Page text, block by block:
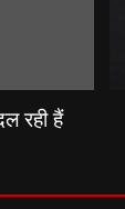
रही हैं